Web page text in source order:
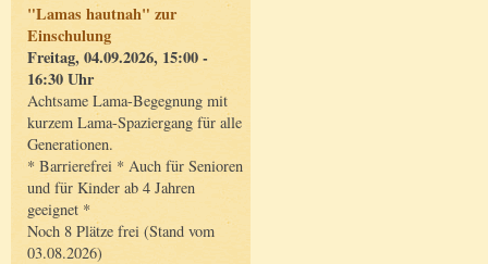
"Lamas hautnah" zur
Einschulung
Freitag, 04.09.2026, 15:00 -
16:30 Uhr
Achtsame Lama-Begegnung mit
kurzem Lama-Spaziergang für alle
Generationen.
* Barrierefrei * Auch für Senioren
und für Kinder ab 4 Jahren
geeignet *
Noch 8 Plätze frei (Stand vom
03.08.2026)